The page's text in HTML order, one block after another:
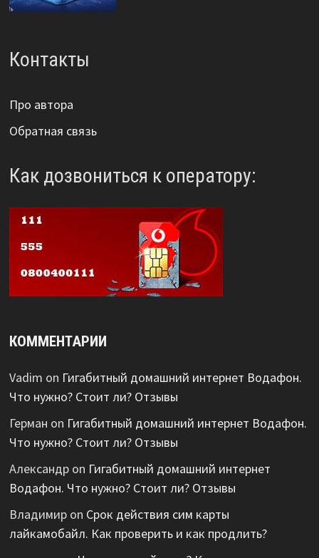
Контакты
Про автора
Обратная связь
Как дозвониться к оператору:
КОММЕНТАРИИ
Vadim on Гигабитный домашний интернет Водафон.
Что нужно? Стоит ли? Отзывы
Герман on Гигабитный домашний интернет Водафон.
Что нужно? Стоит ли? Отзывы
Александрon Гигабитный домашний интернет
Водафон. Что нужно? Стоит ли? Отзывы
Владимирon Срок действия сим карты
лайкамобайл. Как проверить и как продлить?